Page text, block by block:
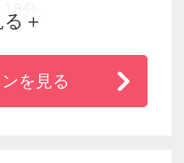
分。
湿空気清浄機・
レビを全室完備。
メニティ・まくら
を見る